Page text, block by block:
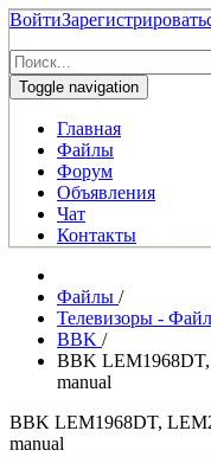
Войти
Toggle navigation
Главная
Файлы
Форум
Объявления
Чат
Контакты
Файлы /
Телевизоры -
BBK /
BBK
manual
BBK LEM1968DT,
manual